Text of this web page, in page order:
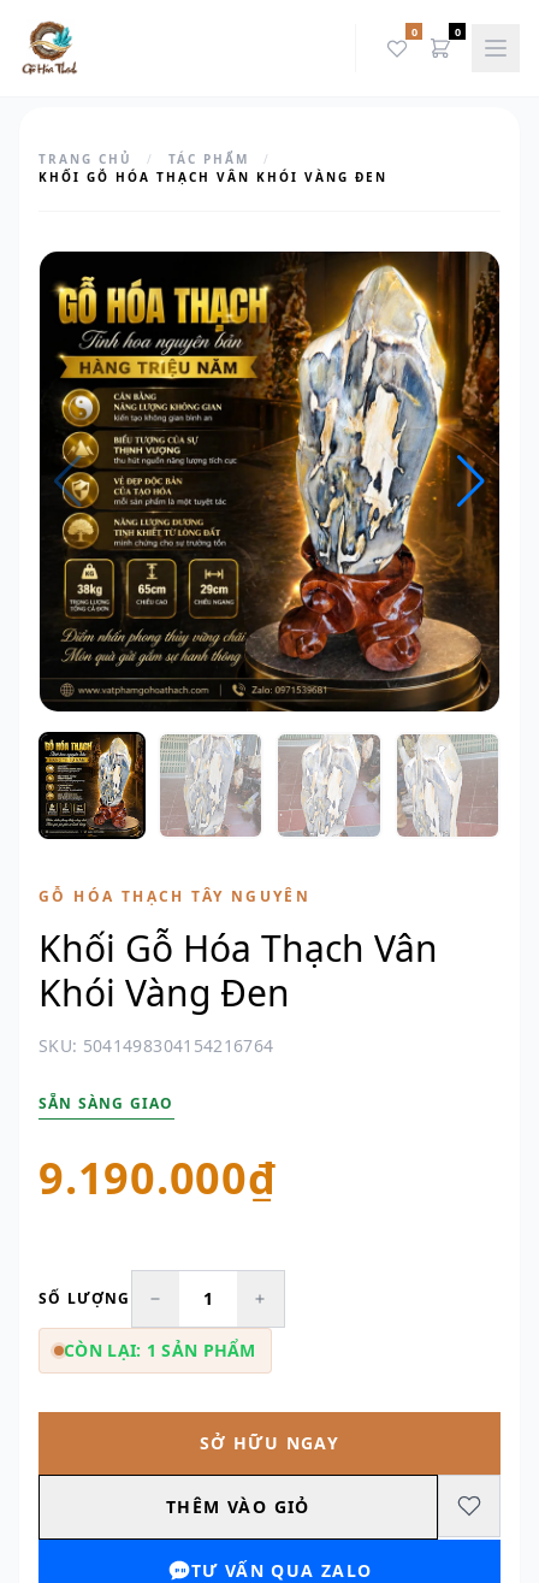
0 0
TRANG CHỦ / TÁC PHẨM
/
KHỐI GỖ HÓA THẠCH VÂN KHÓI VÀNG ĐEN
GỖ HÓA THẠCH TÂY NGUYÊN
Khối Gỗ Hóa Thạch Vân
Khói Vàng Đen
SKU: 5041498304154216764
SẴN SÀNG GIAO
9.190.000₫
SỐ LƯỢNG
CÒN LẠI: 1 SẢN PHẨM
SỞ HỮU NGAY
THÊM VÀO GIỎ
TƯ VẤN QUA ZALO